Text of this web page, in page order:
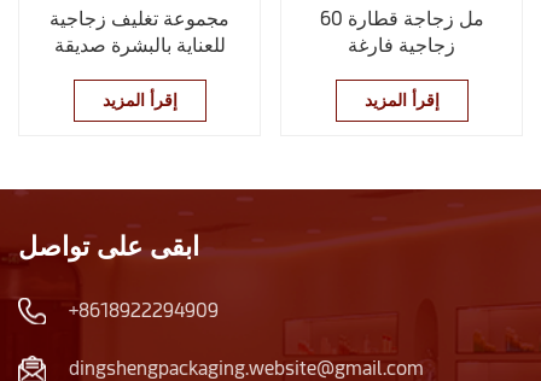
مجموعة تغليف زجاجية
للعناية بالبشرة صديقة
إقرأ المزيد
60 مل زجاجة قطارة
زجاجية فارغة
إقرأ المزيد
ابقى على تواصل
+8618922294909
dingshengpackaging.website@gmail.com